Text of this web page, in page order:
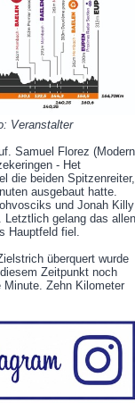
Veranstalter
Samuel Florez (Modern
- Het
die beiden Spitzenreiter,
ausgebaut hatte.
und Jonah Killy
Letztlich gelang das allen
Hauptfeld fiel.
überquert wurde
Zeitpunkt noch
Minute. Zehn Kilometer